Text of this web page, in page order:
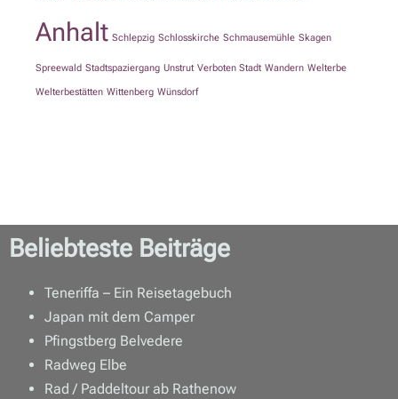
Anhalt Schlepzig Schlosskirche Schmausemühle Skagen
Spreewald Stadtspaziergang Unstrut Verboten Stadt Wandern Welterbe
Welterbestätten Wittenberg Wünsdorf
Beliebteste Beiträge
Teneriffa – Ein Reisetagebuch
Japan mit dem Camper
Pfingstberg Belvedere
Radweg Elbe
Rad / Paddeltour ab Rathenow